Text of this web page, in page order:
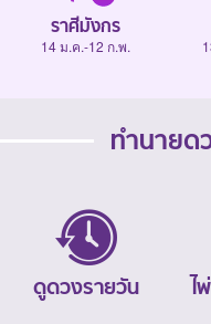
ราศีมังกร
14 ม.ค.-12 ก.พ.
ทำนายด
ดูดวงรายวัน ไ